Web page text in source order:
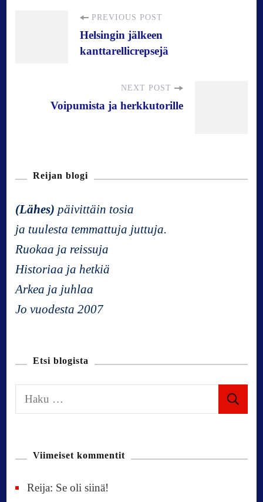
v
i
g
t
i
n
PREVIOUS POST
Helsingin jälkeen
kanttarellicrepsejä
NEXT POST
Voipumista ja herkkutorille
Reijan blogi
(Lähes) päivittäin tosia
ja tuulesta temmattuja juttuja.
Ruokaa ja reissuja
Historiaa ja hetkiä
Arkea ja juhlaa
Jo vuodesta 2007
Etsi blogista
a
Viimeiset kommentit
Reija: Se oli siinä!